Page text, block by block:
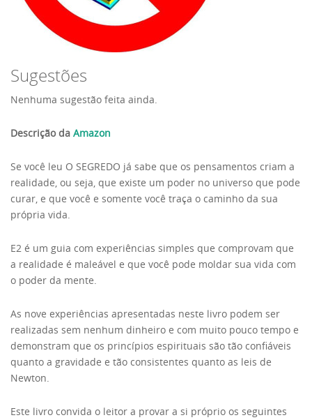
Sugestões
Nenhuma sugestão feita ainda.
Descrição da Amazon
Se você leu O SEGREDO já sabe que os pensamentos criam a
realidade, ou seja, que existe um poder no universo que pode
curar, e que você e somente você traça o caminho da sua
própria vida.
E2 é um guia com experiências simples que comprovam que
a realidade é maleável e que você pode moldar sua vida com
o poder da mente.
As nove experiências apresentadas neste livro podem ser
realizadas sem nenhum dinheiro e com muito pouco tempo e
demonstram que os princípios espirituais são tão confiáveis
quanto a gravidade e tão consistentes quanto as leis de
Newton.
Este livro convida o leitor a provar a si próprio os seguintes